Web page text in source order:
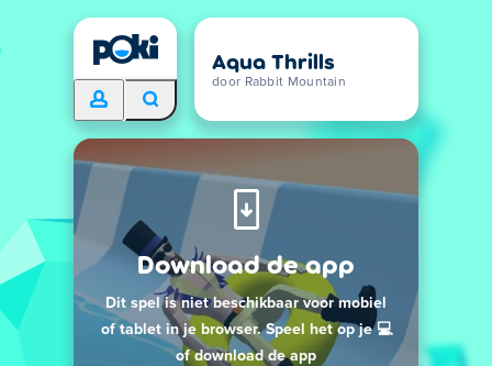
Aqua Thrills
door Rabbit Mountain
Download de app
Dit spel is niet beschikbaar voor mobiel
of tablet in je browser. Speel het op je 💻
of download de app